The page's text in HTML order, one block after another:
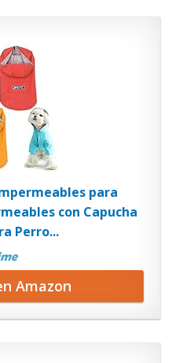
para
con Capucha
Perro...
Amazon